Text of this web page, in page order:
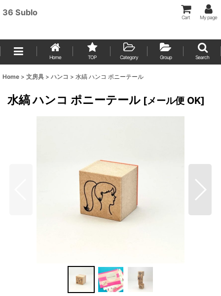
36 Sublo
Cart My page
Home TOP Category Group Search
Home > 文房具 > ハンコ > 水縞 ハンコ ポニーテール
水縞 ハンコ ポニーテール [メール便 OK]